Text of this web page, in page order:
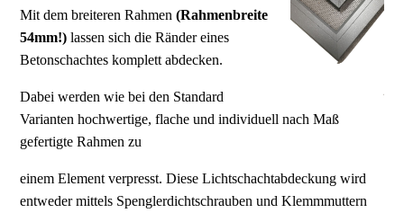
Mit dem breiteren Rahmen(Rahmenbreite
54mm!) lassen sich die Ränder eines
Betonschachtes komplett abdecken.
Dabei werden wie bei den Standard
Varianten hochwertige, flache und individuell nach Maß
gefertigte Rahmen zu
einem Element verpresst. Diese Lichtschachtabdeckung wird
entweder mittels Spenglerdichtschrauben und Klemmmuttern